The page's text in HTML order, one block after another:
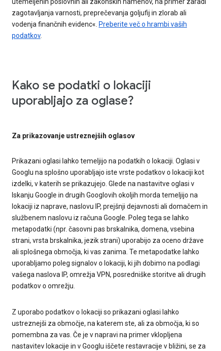
zagotavljanja varnosti, preprečevanja goljufij in zlorab ali
vodenja finančnih evidenc«. Preberite več o hrambi vaših
podatkov.
Kako se podatki o lokaciji
uporabljajo za oglase?
Za prikazovanje ustreznejših oglasov
Prikazani oglasi lahko temeljijo na podatkih o lokaciji. Oglasi v
Googlu na splošno uporabljajo iste vrste podatkov o lokaciji kot
izdelki, v katerih se prikazujejo. Glede na nastavitve oglasi v
Iskanju Google in drugih Googlovih okoljih morda temeljijo na
lokaciji iz naprave, naslovu IP, prejšnji dejavnosti ali domačem in
službenem naslovu iz računa Google. Poleg tega se lahko
metapodatki (npr. časovni pas brskalnika, domena, vsebina
strani, vrsta brskalnika, jezik strani) uporabijo za oceno države
ali splošnega območja, ki vas zanima. Te metapodatke lahko
uporabljamo poleg signalov o lokaciji, ki jih dobimo na podlagi
vašega naslova IP, omrežja VPN, posredniške storitve ali drugih
podatkov o omrežju.
Z uporabo podatkov o lokaciji so prikazani oglasi lahko
ustreznejši za območje, na katerem ste, ali za območja, ki so
pomembna za vas. Če je v napravi na primer vklopljena
nastavitev lokacije in v Googlu iščete restavracije v bližini, se za